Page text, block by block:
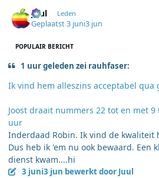
Juul Leden
Geplaatst3 juni3 jun
POPULAIR BERICHT
1 uur geleden zei rauhfaser:
Ik vind hem alleszins acceptabel qua
Joost draait nummers 22 tot en met 9
uur
Inderdaad Robin. Ik vind de kwaliteit
Dus heb ik 'em nu ook bewaard. Een
dienst kwam....hi
3 juni3 jun bewerkt door Juul